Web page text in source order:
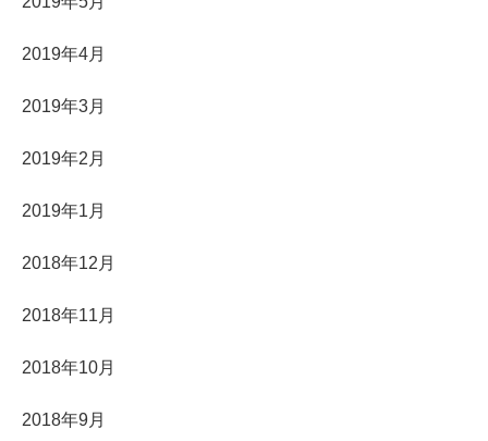
2019年4月
2019年3月
2019年2月
2019年1月
2018年12月
2018年11月
2018年10月
2018年9月